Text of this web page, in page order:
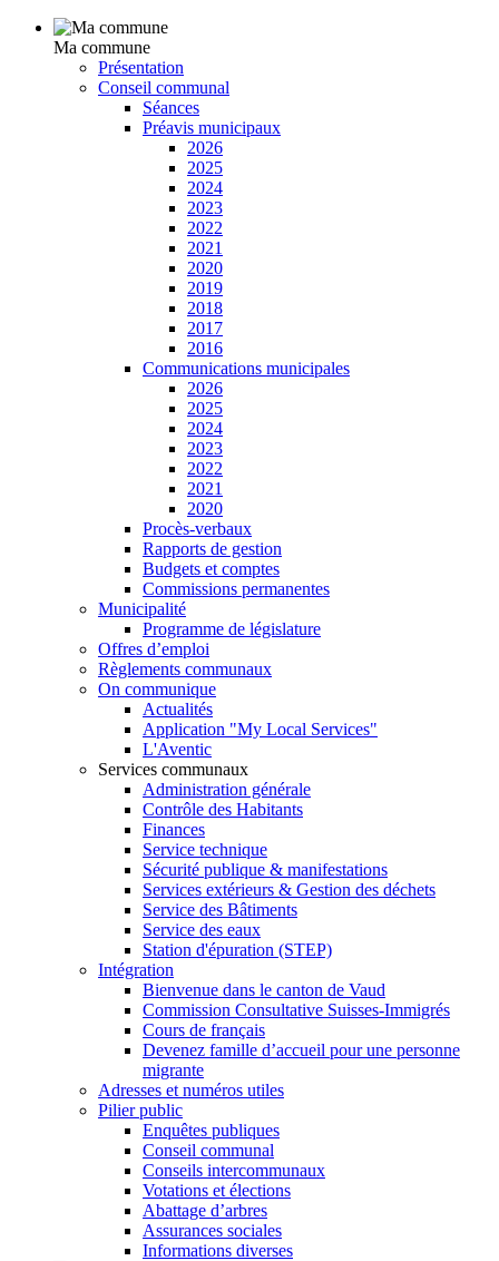
Ma commune
Présentation
Conseil communal
Séances
Préavis municipaux
2026
2025
2024
2023
2022
2021
2020
2019
2018
2017
2016
Communications municipales
2026
2025
2024
2023
2022
2021
2020
Procès-verbaux
Rapports de gestion
Budgets et comptes
Commissions permanentes
Municipalité
Programme de législature
Offres d’emploi
Règlements communaux
On communique
Actualités
Application "My Local Services"
L'Aventic
Services communaux
Administration générale
Contrôle des Habitants
Finances
Service technique
Sécurité publique & manifestations
Services extérieurs & Gestion des déchets
Service des Bâtiments
Service des eaux
Station d'épuration (STEP)
Intégration
Bienvenue dans le canton de Vaud
Commission Consultative Suisses-Immigrés
Cours de français
Devenez famille d’accueil pour une personne
migrante
Adresses et numéros utiles
Pilier public
Enquêtes publiques
Conseil communal
Conseils intercommunaux
Votations et élections
Abattage d’arbres
Assurances sociales
Informations diverses